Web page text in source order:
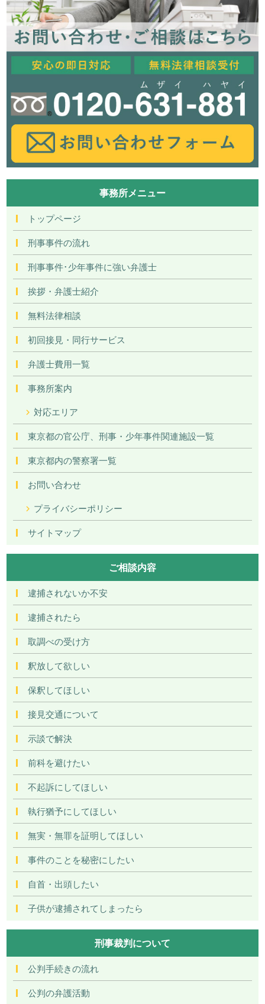
事務所メニュー
トップページ
刑事事件の流れ
刑事事件･少年事件に強い弁護士
挨拶・弁護士紹介
無料法律相談
初回接見・同行サービス
弁護士費用一覧
事務所案内
対応エリア
東京都の官公庁、刑事・少年事件関連施設一覧
東京都内の警察署一覧
お問い合わせ
プライバシーポリシー
サイトマップ
ご相談内容
逮捕されないか不安
逮捕されたら
取調べの受け方
釈放して欲しい
保釈してほしい
接見交通について
示談で解決
前科を避けたい
不起訴にしてほしい
執行猶予にしてほしい
無実・無罪を証明してほしい
事件のことを秘密にしたい
自首・出頭したい
子供が逮捕されてしまったら
刑事裁判について
公判手続きの流れ
公判の弁護活動